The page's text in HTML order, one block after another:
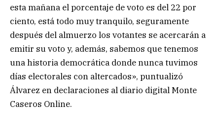
esta mañana el porcentaje de voto es del 22 por
ciento, está todo muy tranquilo, seguramente
después del almuerzo los votantes se acercarán a
emitir su voto y, además, sabemos que tenemos
una historia democrática donde nunca tuvimos
días electorales con altercados», puntualizó
Álvarez en declaraciones al diario digital Monte
Caseros Online.